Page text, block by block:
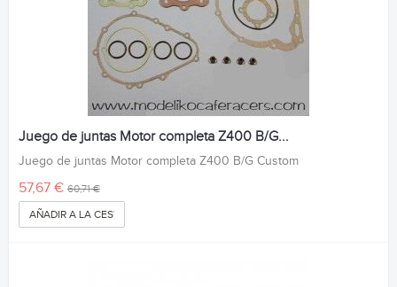
Juego de juntas Motor completa Z400 B/G...
Juego de juntas Motor completa Z400 B/G Custom
57,67 € 60,71 €
AÑADIR A LA CESTA